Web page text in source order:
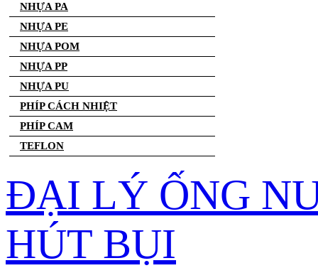
NHỰA PA
NHỰA PE
NHỰA POM
NHỰA PP
NHỰA PU
PHÍP CÁCH NHIỆT
PHÍP CAM
TEFLON
ĐẠI LÝ ỐNG
HÚT BỤI